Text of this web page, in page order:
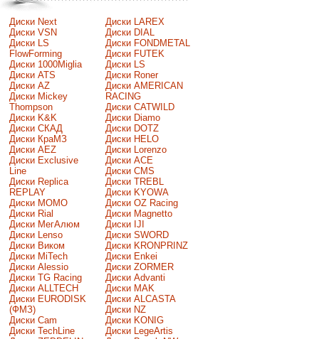
Диски Next
Диски VSN
Диски LS
FlowForming
Диски 1000Miglia
Диски ATS
Диски AZ
Диски Mickey
Thompson
Диски K&K
Диски СКАД
Диски КраМЗ
Диски AEZ
Диски Exclusive
Line
Диски Replica
REPLAY
Диски MOMO
Диски Rial
Диски МегАлюм
Диски Lenso
Диски Виком
Диски MiTech
Диски Alessio
Диски TG Racing
Диски ALLTECH
Диски EURODISK
(ФМЗ)
Диски Cam
Диски TechLine
Диски LAREX
Диски DIAL
Диски FONDMETAL
Диски FUTEK
Диски LS
Диски Roner
Диски AMERICAN
RACING
Диски CATWILD
Диски Diamo
Диски DOTZ
Диски HELO
Диски Lorenzo
Диски ACE
Диски CMS
Диски TREBL
Диски KYOWA
Диски OZ Racing
Диски Magnetto
Диски IJI
Диски SWORD
Диски KRONPRINZ
Диски Enkei
Диски ZORMER
Диски Advanti
Диски MAK
Диски ALCASTA
Диски NZ
Диски KONIG
Диски LegeArtis